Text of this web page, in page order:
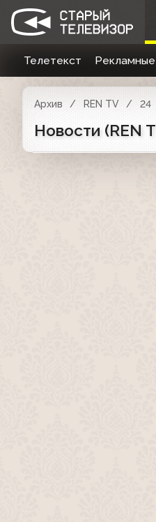
Телетекст
Архив REN TV 24
Новости (REN